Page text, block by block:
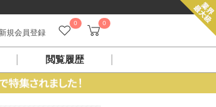
0 0
新規会員登録
閲覧履歴